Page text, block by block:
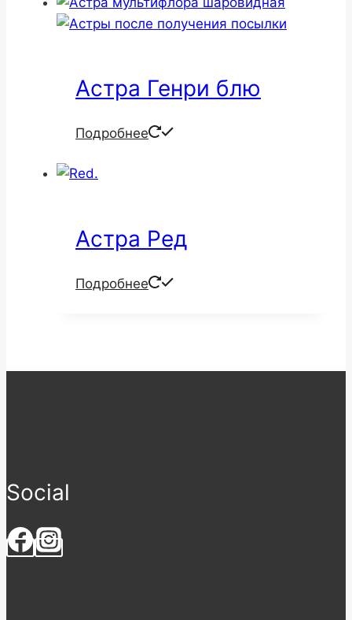
Астра Генри блю
Подробнее
Астра Ред
Подробнее
Social